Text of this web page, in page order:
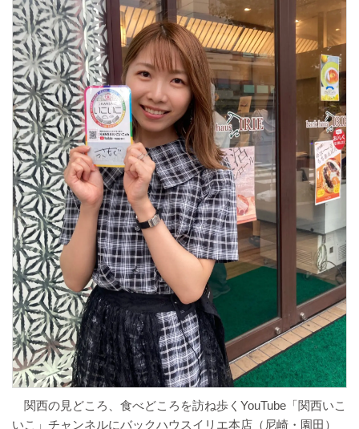
関西の見どころ、食べどころを訪ね歩くYouTube「関西いこ
いこ」チャンネルにバックハウスイリエ本店（尼崎・園田）